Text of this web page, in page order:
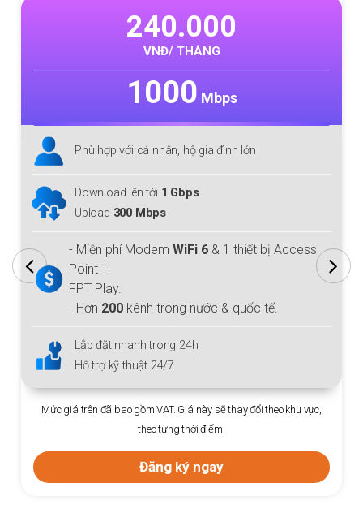
240.000
VNĐ/ THÁNG
1000 Mbps
Phù hợp với cá nhân, hộ gia đình lớn
Download lên tới 1 Gbps
Upload 300 Mbps
- Miễn phí Modem WiFi 6 & 1 thiết bị Access
Point +
FPT Play.
- Hơn 200 kênh trong nước & quốc tế.
Lắp đặt nhanh trong 24h
Hỗ trợ kỹ thuật 24/7
Mức giá trên đã bao gồm VAT. Giá này sẽ thay đổi theo khu vực,
theo từng thời điểm.
Đăng ký ngay